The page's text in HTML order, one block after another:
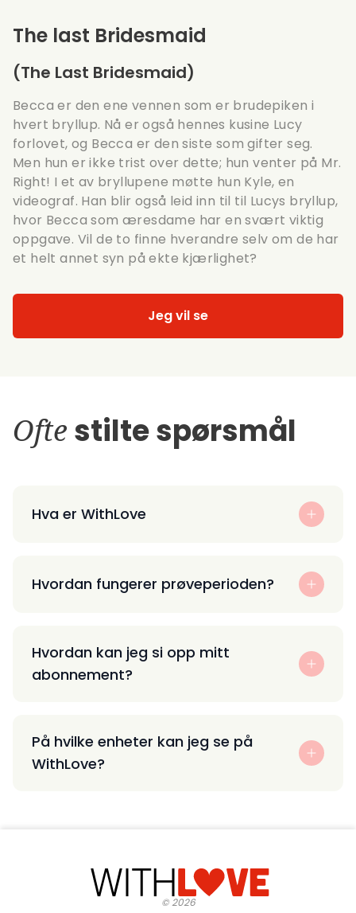
The last Bridesmaid
(The Last Bridesmaid)
Becca er den ene vennen som er brudepiken i
hvert bryllup. Nå er også hennes kusine Lucy
forlovet, og Becca er den siste som gifter seg.
Men hun er ikke trist over dette; hun venter på Mr.
Right! I et av bryllupene møtte hun Kyle, en
videograf. Han blir også leid inn til til Lucys bryllup,
hvor Becca som æresdame har en svært viktig
oppgave. Vil de to finne hverandre selv om de har
et helt annet syn på ekte kjærlighet?
Jeg vil se
Ofte stilte spørsmål
Hva er WithLove
Hvordan fungerer prøveperioden?
Hvordan kan jeg si opp mitt
abonnement?
På hvilke enheter kan jeg se på
WithLove?
©2026